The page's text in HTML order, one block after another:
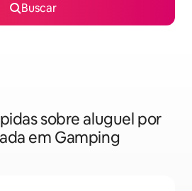
Buscar
sobre aluguel por
em Gamping